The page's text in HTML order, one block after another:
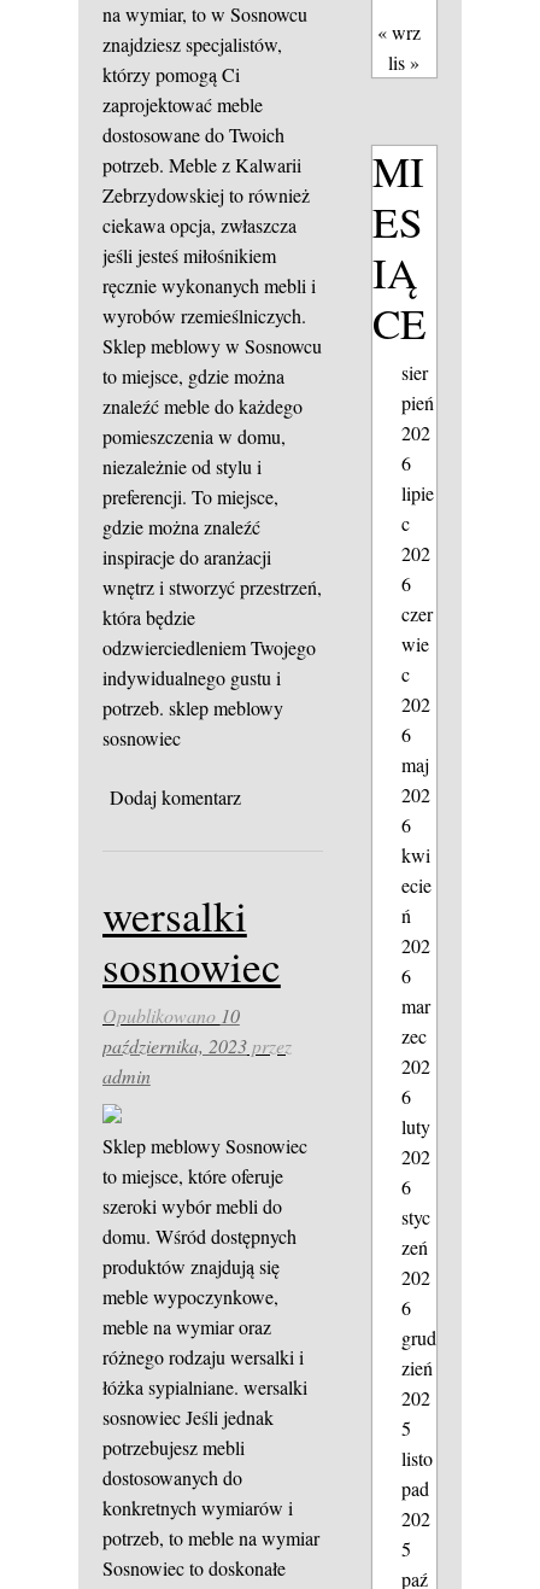
na wymiar, to w Sosnowcu
znajdziesz specjalistów,
którzy pomogą Ci
zaprojektować meble
dostosowane do Twoich
potrzeb. Meble z Kalwarii
Zebrzydowskiej to również
ciekawa opcja, zwłaszcza
jeśli jesteś miłośnikiem
ręcznie wykonanych mebli i
wyrobów rzemieślniczych.
Sklep meblowy w Sosnowcu
to miejsce, gdzie można
znaleźć meble do każdego
pomieszczenia w domu,
niezależnie od stylu i
preferencji. To miejsce,
gdzie można znaleźć
inspiracje do aranżacji
wnętrz i stworzyć przestrzeń,
która będzie
odzwierciedleniem Twojego
indywidualnego gustu i
potrzeb. sklep meblowy
sosnowiec
Dodaj komentarz
wersalki
sosnowiec
Opublikowano 10
października, 2023przez
admin
Sklep meblowy Sosnowiec
to miejsce, które oferuje
szeroki wybór mebli do
domu. Wśród dostępnych
produktów znajdują się
meble wypoczynkowe,
meble na wymiar oraz
różnego rodzaju wersalki i
łóżka sypialniane. wersalki
sosnowiecJeśli jednak
potrzebujesz mebli
dostosowanych do
konkretnych wymiarów i
potrzeb, to meble na wymiar
Sosnowiec to doskonałe
« wrz
lis »
MI
ES
IĄ
CE
sier
pień
202
6
lipie
c
202
6
czer
wie
c
202
6
maj
202
6
kwi
ecie
ń
202
6
mar
zec
202
6
luty
202
6
styc
zeń
202
6
grud
zień
202
5
listo
pad
202
5
paź